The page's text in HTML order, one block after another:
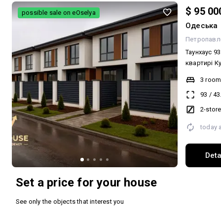
$ 95
Одеська
Таунхаус
квартирі Купувати квартиру більше немає
сенсу. За
із землею.
/ зона
Окремий
3
93 /
2-
today
possible sale on eOselya
Set a price for your house
See only the objects that interest you